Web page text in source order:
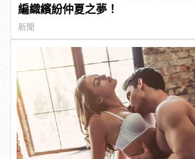
編織繽紛仲夏之夢！
新聞